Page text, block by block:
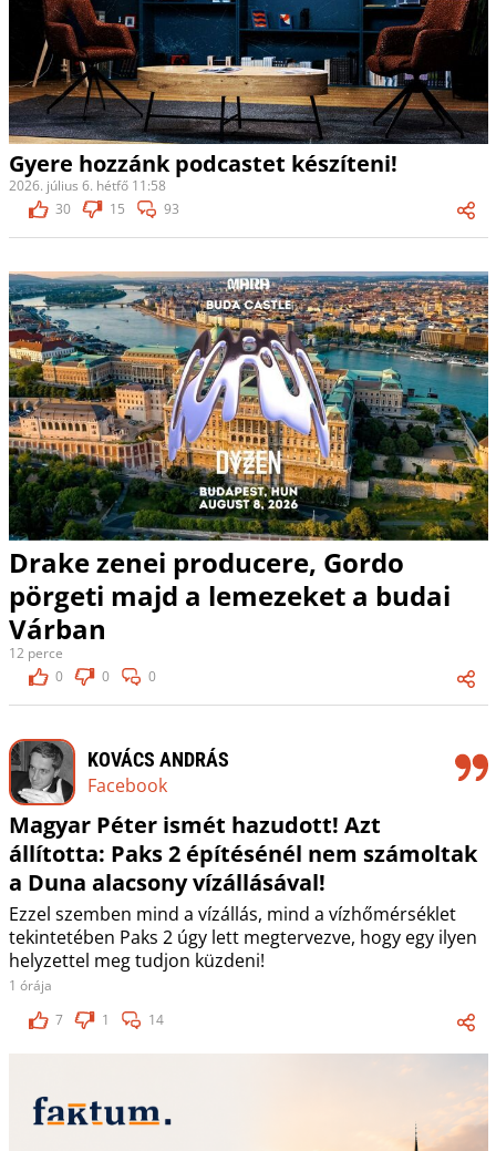
Gyere hozzánk podcastet készíteni!
2026. július 6. hétfő 11:58
30
15 93
Drake zenei producere, Gordo
pörgeti majd a lemezeket a budai
Várban
12 perce
0
0 0
KOVÁCS ANDRÁS
Facebook
Magyar Péter ismét hazudott! Azt
állította: Paks 2 építésénél nem számoltak
a Duna alacsony vízállásával!
Ezzel szemben mind a vízállás, mind a vízhőmérséklet
tekintetében Paks 2 úgy lett megtervezve, hogy egy ilyen
helyzettel meg tudjon küzdeni!
1 órája
7
1 14